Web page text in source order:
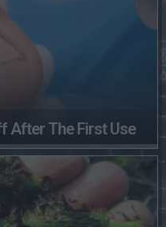
After The First Use